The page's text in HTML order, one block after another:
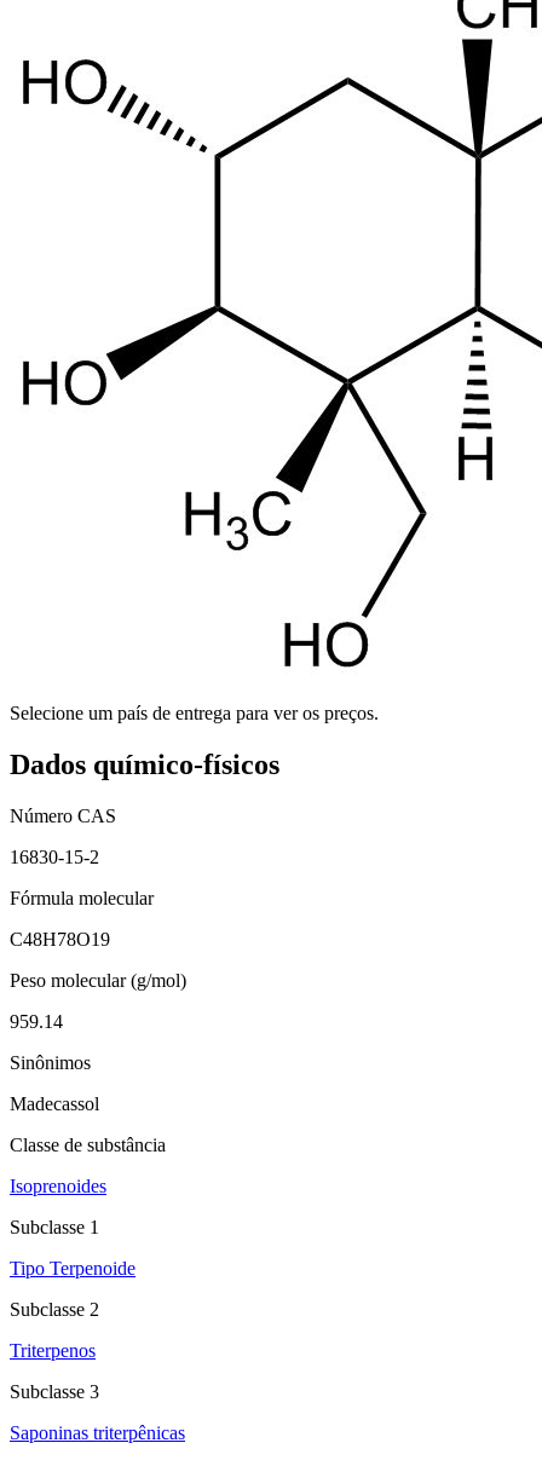
Selecione um país de entrega para ver os preços.
Dados químico-físicos
Número CAS
16830-15-2
Fórmula molecular
C48H78O19
Peso molecular (g/mol)
959.14
Sinônimos
Madecassol
Classe de substância
Isoprenoides
Subclasse 1
Tipo Terpenoide
Subclasse 2
Triterpenos
Subclasse 3
Saponinas triterpênicas